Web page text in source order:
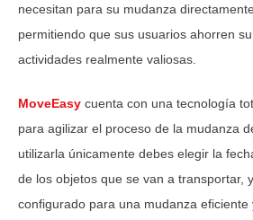
necesitan para su mudanza
permitiendo que sus usuarios ahorren
actividades realmente valiosas.
MoveEasy cuenta con una tecnología
para agilizar el proceso de la mudanza
utilizarla únicamente debes elegir la
de los objetos que se van a transportar,
configurado para una mudanza